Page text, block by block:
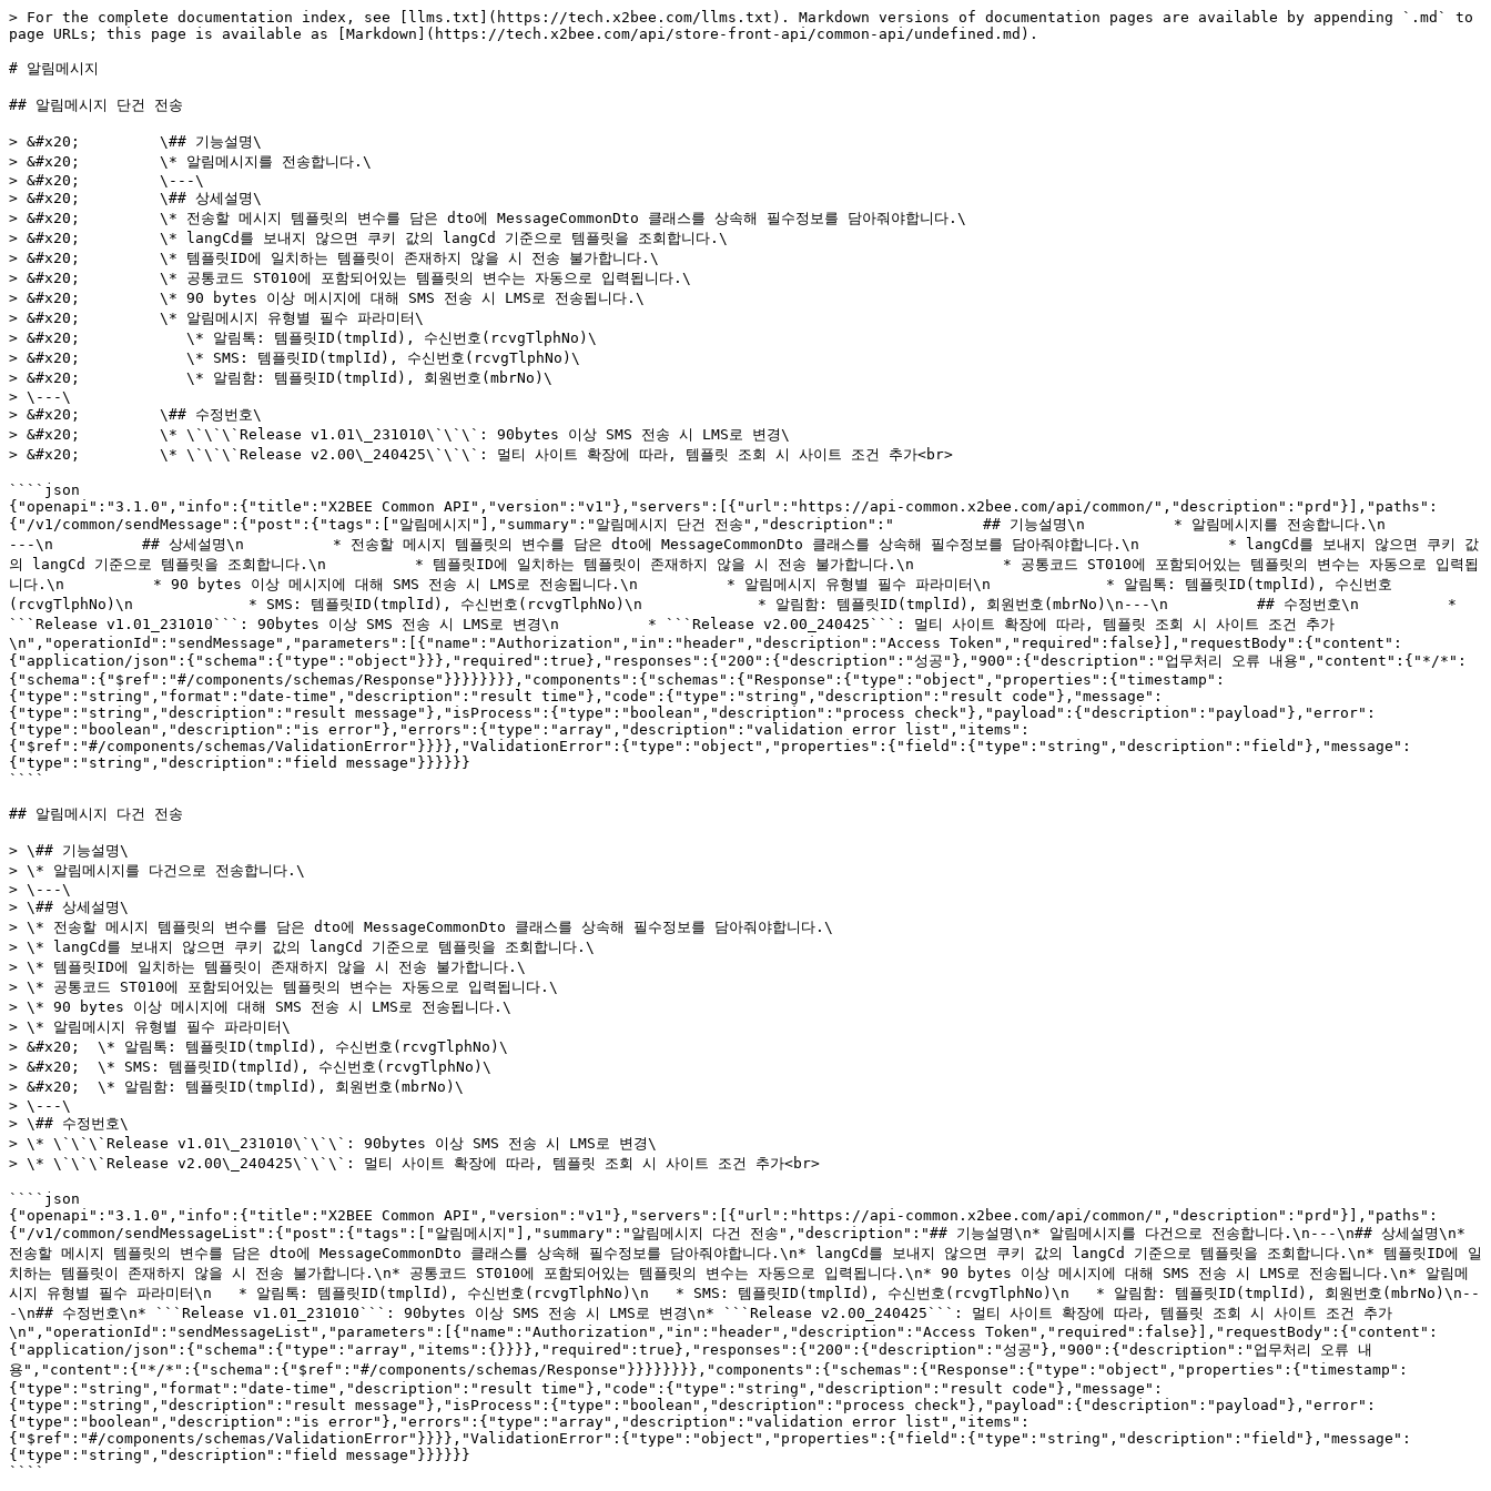
> For the complete documentation index, see [llms.txt](https://tech.x2bee.com/llms.txt). Markdown versions of documentation pages are available by appending `.md` to
page URLs; this page is available as [Markdown](https://tech.x2bee.com/api/store-front-api/common-api/undefined.md).
# 알림메시지
## 알림메시지 단건 전송
> &#x20;         \## 기능설명\
> &#x20;         \* 알림메시지를 전송합니다.\
> &#x20;         \---\
> &#x20;         \## 상세설명\
> &#x20;         \* 전송할 메시지 템플릿의 변수를 담은 dto에 MessageCommonDto 클래스를 상속해 필수정보를 담아줘야합니다.\
> &#x20;         \* langCd를 보내지 않으면 쿠키 값의 langCd 기준으로 템플릿을 조회합니다.\
> &#x20;         \* 템플릿ID에 일치하는 템플릿이 존재하지 않을 시 전송 불가합니다.\
> &#x20;         \* 공통코드 ST010에 포함되어있는 템플릿의 변수는 자동으로 입력됩니다.\
> &#x20;         \* 90 bytes 이상 메시지에 대해 SMS 전송 시 LMS로 전송됩니다.\
> &#x20;         \* 알림메시지 유형별 필수 파라미터\
> &#x20;            \* 알림톡: 템플릿ID(tmplId), 수신번호(rcvgTlphNo)\
> &#x20;            \* SMS: 템플릿ID(tmplId), 수신번호(rcvgTlphNo)\
> &#x20;            \* 알림함: 템플릿ID(tmplId), 회원번호(mbrNo)\
> \---\
> &#x20;         \## 수정번호\
> &#x20;         \* \`\`\`Release v1.01\_231010\`\`\`: 90bytes 이상 SMS 전송 시 LMS로 변경\
> &#x20;         \* \`\`\`Release v2.00\_240425\`\`\`: 멀티 사이트 확장에 따라, 템플릿 조회 시 사이트 조건 추가<br>
````json
{"openapi":"3.1.0","info":{"title":"X2BEE Common API","version":"v1"},"servers":[{"url":"https://api-common.x2bee.com/api/common/","description":"prd"}],"paths":
{"/v1/common/sendMessage":{"post":{"tags":["알림메시지"],"summary":"알림메시지 단건 전송","description":"          ## 기능설명\n          * 알림메시지를 전송합니다.\n
---\n          ## 상세설명\n          * 전송할 메시지 템플릿의 변수를 담은 dto에 MessageCommonDto 클래스를 상속해 필수정보를 담아줘야합니다.\n          * langCd를 보내지 않으면 쿠키 값
의 langCd 기준으로 템플릿을 조회합니다.\n          * 템플릿ID에 일치하는 템플릿이 존재하지 않을 시 전송 불가합니다.\n          * 공통코드 ST010에 포함되어있는 템플릿의 변수는 자동으로 입력됩
니다.\n          * 90 bytes 이상 메시지에 대해 SMS 전송 시 LMS로 전송됩니다.\n          * 알림메시지 유형별 필수 파라미터\n             * 알림톡: 템플릿ID(tmplId), 수신번호
(rcvgTlphNo)\n             * SMS: 템플릿ID(tmplId), 수신번호(rcvgTlphNo)\n             * 알림함: 템플릿ID(tmplId), 회원번호(mbrNo)\n---\n          ## 수정번호\n          *
```Release v1.01_231010```: 90bytes 이상 SMS 전송 시 LMS로 변경\n          * ```Release v2.00_240425```: 멀티 사이트 확장에 따라, 템플릿 조회 시 사이트 조건 추가
\n","operationId":"sendMessage","parameters":[{"name":"Authorization","in":"header","description":"Access Token","required":false}],"requestBody":{"content":
{"application/json":{"schema":{"type":"object"}}},"required":true},"responses":{"200":{"description":"성공"},"900":{"description":"업무처리 오류 내용","content":{"*/*":
{"schema":{"$ref":"#/components/schemas/Response"}}}}}}}},"components":{"schemas":{"Response":{"type":"object","properties":{"timestamp":
{"type":"string","format":"date-time","description":"result time"},"code":{"type":"string","description":"result code"},"message":
{"type":"string","description":"result message"},"isProcess":{"type":"boolean","description":"process check"},"payload":{"description":"payload"},"error":
{"type":"boolean","description":"is error"},"errors":{"type":"array","description":"validation error list","items":
{"$ref":"#/components/schemas/ValidationError"}}}},"ValidationError":{"type":"object","properties":{"field":{"type":"string","description":"field"},"message":
{"type":"string","description":"field message"}}}}}}
````
## 알림메시지 다건 전송
> \## 기능설명\
> \* 알림메시지를 다건으로 전송합니다.\
> \---\
> \## 상세설명\
> \* 전송할 메시지 템플릿의 변수를 담은 dto에 MessageCommonDto 클래스를 상속해 필수정보를 담아줘야합니다.\
> \* langCd를 보내지 않으면 쿠키 값의 langCd 기준으로 템플릿을 조회합니다.\
> \* 템플릿ID에 일치하는 템플릿이 존재하지 않을 시 전송 불가합니다.\
> \* 공통코드 ST010에 포함되어있는 템플릿의 변수는 자동으로 입력됩니다.\
> \* 90 bytes 이상 메시지에 대해 SMS 전송 시 LMS로 전송됩니다.\
> \* 알림메시지 유형별 필수 파라미터\
> &#x20;  \* 알림톡: 템플릿ID(tmplId), 수신번호(rcvgTlphNo)\
> &#x20;  \* SMS: 템플릿ID(tmplId), 수신번호(rcvgTlphNo)\
> &#x20;  \* 알림함: 템플릿ID(tmplId), 회원번호(mbrNo)\
> \---\
> \## 수정번호\
> \* \`\`\`Release v1.01\_231010\`\`\`: 90bytes 이상 SMS 전송 시 LMS로 변경\
> \* \`\`\`Release v2.00\_240425\`\`\`: 멀티 사이트 확장에 따라, 템플릿 조회 시 사이트 조건 추가<br>
````json
{"openapi":"3.1.0","info":{"title":"X2BEE Common API","version":"v1"},"servers":[{"url":"https://api-common.x2bee.com/api/common/","description":"prd"}],"paths":
{"/v1/common/sendMessageList":{"post":{"tags":["알림메시지"],"summary":"알림메시지 다건 전송","description":"## 기능설명\n* 알림메시지를 다건으로 전송합니다.\n---\n## 상세설명\n*
전송할 메시지 템플릿의 변수를 담은 dto에 MessageCommonDto 클래스를 상속해 필수정보를 담아줘야합니다.\n* langCd를 보내지 않으면 쿠키 값의 langCd 기준으로 템플릿을 조회합니다.\n* 템플릿ID에 일
치하는 템플릿이 존재하지 않을 시 전송 불가합니다.\n* 공통코드 ST010에 포함되어있는 템플릿의 변수는 자동으로 입력됩니다.\n* 90 bytes 이상 메시지에 대해 SMS 전송 시 LMS로 전송됩니다.\n* 알림메
시지 유형별 필수 파라미터\n   * 알림톡: 템플릿ID(tmplId), 수신번호(rcvgTlphNo)\n   * SMS: 템플릿ID(tmplId), 수신번호(rcvgTlphNo)\n   * 알림함: 템플릿ID(tmplId), 회원번호(mbrNo)\n--
-\n## 수정번호\n* ```Release v1.01_231010```: 90bytes 이상 SMS 전송 시 LMS로 변경\n* ```Release v2.00_240425```: 멀티 사이트 확장에 따라, 템플릿 조회 시 사이트 조건 추가
\n","operationId":"sendMessageList","parameters":[{"name":"Authorization","in":"header","description":"Access Token","required":false}],"requestBody":{"content":
{"application/json":{"schema":{"type":"array","items":{}}}},"required":true},"responses":{"200":{"description":"성공"},"900":{"description":"업무처리 오류 내
용","content":{"*/*":{"schema":{"$ref":"#/components/schemas/Response"}}}}}}}},"components":{"schemas":{"Response":{"type":"object","properties":{"timestamp":
{"type":"string","format":"date-time","description":"result time"},"code":{"type":"string","description":"result code"},"message":
{"type":"string","description":"result message"},"isProcess":{"type":"boolean","description":"process check"},"payload":{"description":"payload"},"error":
{"type":"boolean","description":"is error"},"errors":{"type":"array","description":"validation error list","items":
{"$ref":"#/components/schemas/ValidationError"}}}},"ValidationError":{"type":"object","properties":{"field":{"type":"string","description":"field"},"message":
{"type":"string","description":"field message"}}}}}}